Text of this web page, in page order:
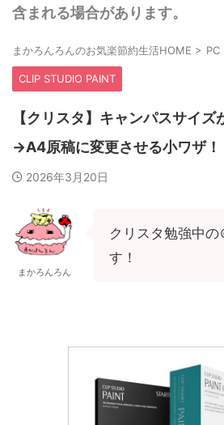
含まれる場合があります。
まかろんろんのお気楽節約生活HOME > PC
CLIP STUDIO PAINT
【クリスタ】キャンパスサイ
→A4原稿に変更させる小ワザ！
2026年3月20日
まかろんろん
クリスタ勉強中の
す！